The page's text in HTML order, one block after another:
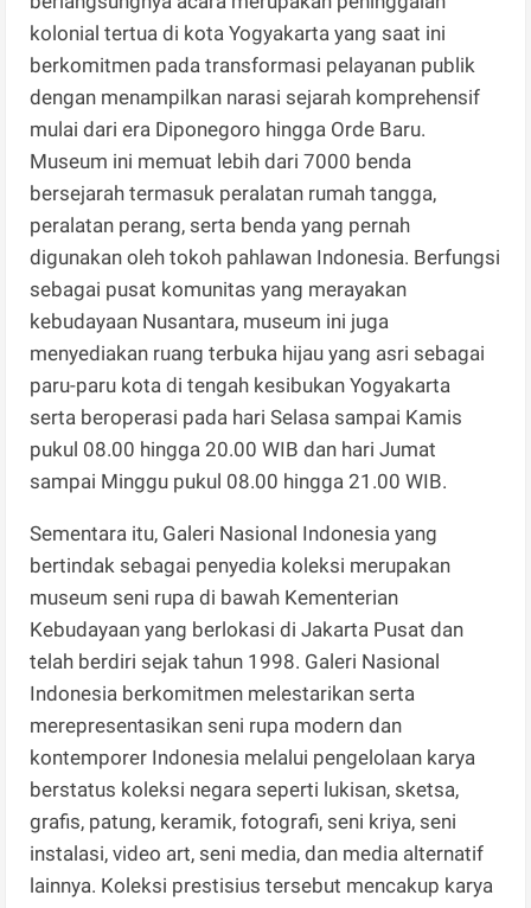
kolonial tertua di kota Yogyakarta yang saat ini
berkomitmen pada transformasi pelayanan publik
dengan menampilkan narasi sejarah komprehensif
mulai dari era Diponegoro hingga Orde Baru.
Museum ini memuat lebih dari 7000 benda
bersejarah termasuk peralatan rumah tangga,
peralatan perang, serta benda yang pernah
digunakan oleh tokoh pahlawan Indonesia. Berfungsi
sebagai pusat komunitas yang merayakan
kebudayaan Nusantara, museum ini juga
menyediakan ruang terbuka hijau yang asri sebagai
paru-paru kota di tengah kesibukan Yogyakarta
serta beroperasi pada hari Selasa sampai Kamis
pukul 08.00 hingga 20.00 WIB dan hari Jumat
sampai Minggu pukul 08.00 hingga 21.00 WIB.
​Sementara itu, Galeri Nasional Indonesia yang
bertindak sebagai penyedia koleksi merupakan
museum seni rupa di bawah Kementerian
Kebudayaan yang berlokasi di Jakarta Pusat dan
telah berdiri sejak tahun 1998. Galeri Nasional
Indonesia berkomitmen melestarikan serta
merepresentasikan seni rupa modern dan
kontemporer Indonesia melalui pengelolaan karya
berstatus koleksi negara seperti lukisan, sketsa,
grafis, patung, keramik, fotografi, seni kriya, seni
instalasi, video art, seni media, dan media alternatif
lainnya. Koleksi prestisius tersebut mencakup karya